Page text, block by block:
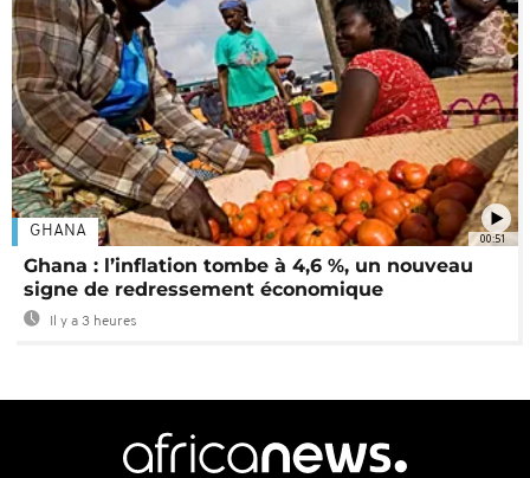
00:51
GHANA
Ghana : l’inflation tombe à 4,6 %, un nouveau
signe de redressement économique
Il y a 3 heures